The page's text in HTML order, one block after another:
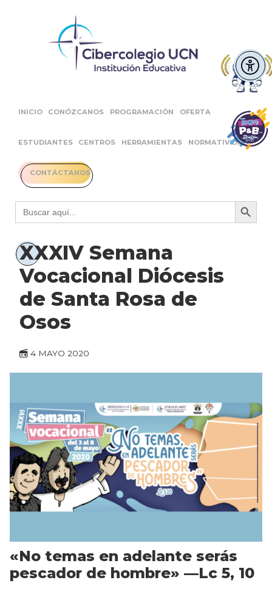
INICIO CONÓZCANOS PROGRAMACIÓN OFERTA
ESTUDIANTES CENTROS HERRAMIENTAS NORMATIVIDAD
CONTÁCTANOS
Buscar: Botón
XXXIV Semana
Vocacional Diócesis
de Santa Rosa de
Osos
4 MAYO 2020
«No temas en adelante serás
pescador de hombre» —Lc 5, 10